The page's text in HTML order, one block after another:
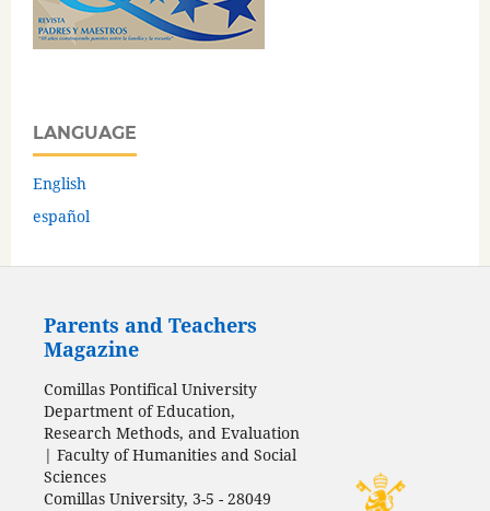
LANGUAGE
English
español
Parents and Teachers
Magazine
Comillas Pontifical University
Department of Education,
Research Methods, and Evaluation
| Faculty of Humanities and Social
Sciences
Comillas University, 3-5 - 28049